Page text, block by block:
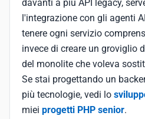
davanti a più API legacy,
l'integrazione con gli agenti
tenere ogni servizio
invece di creare un groviglio
del monolite che voleva
Se stai progettando un
più tecnologie, vedi lo
miei progetti PHP senior.